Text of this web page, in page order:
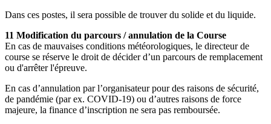
Dans ces postes, il sera possible de trouver du solide et du liquide.
11 Modification du parcours / annulation de la Course
En cas de mauvaises conditions météorologiques, le directeur de
course se réserve le droit de décider d’un parcours de remplacement
ou d'arrêter l'épreuve.
En cas d’annulation par l’organisateur pour des raisons de sécurité,
de pandémie (par ex. COVID-19) ou d’autres raisons de force
majeure, la finance d’inscription ne sera pas remboursée.